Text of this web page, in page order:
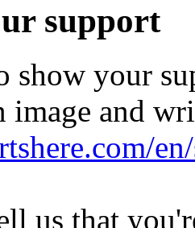
support
show your
image and
us that